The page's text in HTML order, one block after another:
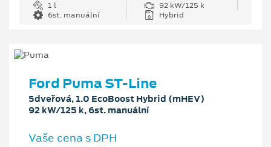
1 l
92 kW/125 k
6st. manuální
Hybrid
Ford Puma ST-Line
5dveřová, 1.0 EcoBoost Hybrid (mHEV)
92 kW/125 k, 6st. manuální
Vaše cena s DPH